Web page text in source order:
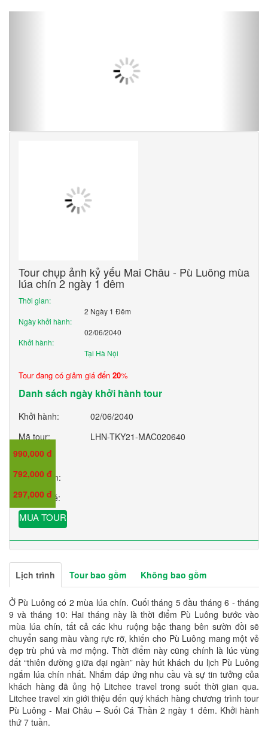
Tour chụp ảnh kỷ yếu Mai Châu - Pù Luông mùa
lúa chín 2 ngày 1 đêm
Thời gian:
2 Ngày 1 Đêm
Ngày khởi hành:
02/06/2040
Khởi hành:
Tại Hà Nội
Tour đang có giảm giá đến 20%
Danh sách ngày khởi hành tour
Khởi hành:
02/06/2040
Mã tour:
LHN-TKY21-MAC020640
Giá:
990,000 đ
Giá trẻ em:
792,000 đ
Giá em bé:
297,000 đ
MUA TOUR
Lịch trình Tour bao gồm Không bao gồm
Ở Pù Luông có 2 mùa lúa chín. Cuối tháng 5 đầu tháng 6 - tháng
9 và tháng 10: Hai tháng này là thời điểm Pù Luông bước vào
mùa lúa chín, tất cả các khu ruộng bậc thang bên sườn đồi sẽ
chuyển sang màu vàng rực rỡ, khiến cho Pù Luông mang một vẻ
đẹp trù phú và mơ mộng. Thời điểm này cũng chính là lúc vùng
đất “thiên đường giữa đại ngàn” này hút khách du lịch Pù Luông
ngắm lúa chín nhất. Nhắm đáp ứng nhu cầu và sự tin tưởng của
khách hàng đã ủng hộ Litchee travel trong suốt thời gian qua.
Litchee travel xin giới thiệu đến quý khách hàng chương trình tour
Pù Luông - Mai Châu – Suối Cá Thần 2 ngày 1 đêm. Khởi hành
thứ 7 tuần.